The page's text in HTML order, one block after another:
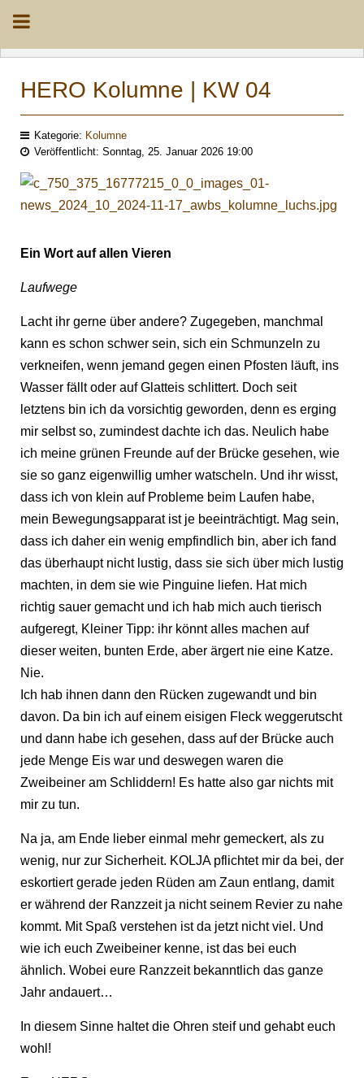
HERO Kolumne | KW 04
Kategorie: Kolumne
Veröffentlicht: Sonntag, 25. Januar 2026 19:00
Ein Wort auf allen Vieren
Laufwege
Lacht ihr gerne über andere? Zugegeben, manchmal
kann es schon schwer sein, sich ein Schmunzeln zu
verkneifen, wenn jemand gegen einen Pfosten läuft, ins
Wasser fällt oder auf Glatteis schlittert. Doch seit
letztens bin ich da vorsichtig geworden, denn es erging
mir selbst so, zumindest dachte ich das. Neulich habe
ich meine grünen Freunde auf der Brücke gesehen, wie
sie so ganz eigenwillig umher watscheln. Und ihr wisst,
dass ich von klein auf Probleme beim Laufen habe,
mein Bewegungsapparat ist je beeinträchtigt. Mag sein,
dass ich daher ein wenig empfindlich bin, aber ich fand
das überhaupt nicht lustig, dass sie sich über mich lustig
machten, in dem sie wie Pinguine liefen. Hat mich
richtig sauer gemacht und ich hab mich auch tierisch
aufgeregt, Kleiner Tipp: ihr könnt alles machen auf
dieser weiten, bunten Erde, aber ärgert nie eine Katze.
Nie.
Ich hab ihnen dann den Rücken zugewandt und bin
davon. Da bin ich auf einem eisigen Fleck weggerutscht
und dann habe ich gesehen, dass auf der Brücke auch
jede Menge Eis war und deswegen waren die
Zweibeiner am Schliddern! Es hatte also gar nichts mit
mir zu tun.
Na ja, am Ende lieber einmal mehr gemeckert, als zu
wenig, nur zur Sicherheit. KOLJA pflichtet mir da bei, der
eskortiert gerade jeden Rüden am Zaun entlang, damit
er während der Ranzzeit ja nicht seinem Revier zu nahe
kommt. Mit Spaß verstehen ist da jetzt nicht viel. Und
wie ich euch Zweibeiner kenne, ist das bei euch
ähnlich. Wobei eure Ranzzeit bekanntlich das ganze
Jahr andauert…
In diesem Sinne haltet die Ohren steif und gehabt euch
wohl!